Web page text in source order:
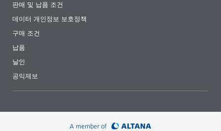
동영상
다운로드
판매 및 납품 조건
데이터 개인정보 보호정책
구매 조건
납품
날인
공익제보
A member of